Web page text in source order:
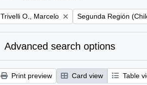
Remove filter:
Trivelli O., Marcelo Remove filter:
Segunda Región
Advanced search options
Print preview Card view Table